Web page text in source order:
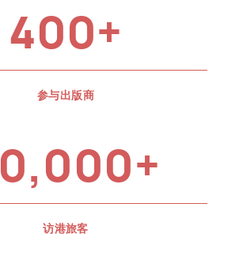
400+
参与出版商
访港旅客